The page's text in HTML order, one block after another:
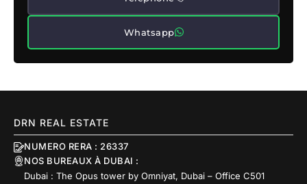
Whatsapp
DRN REAL ESTATE
NUMERO RERA : 26337
NOS BUREAUX À DUBAI :
Dubai : The Opus tower by Omniyat, Dubai – Office C501